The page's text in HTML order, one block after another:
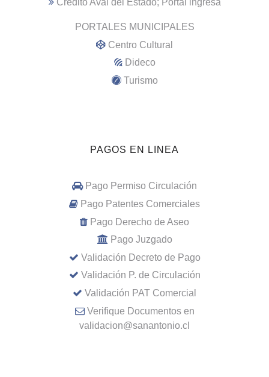
Crédito Aval del Estado; Portal ingresa
PORTALES MUNICIPALES
Centro Cultural
Dideco
Turismo
PAGOS EN LINEA
Pago Permiso Circulación
Pago Patentes Comerciales
Pago Derecho de Aseo
Pago Juzgado
Validación Decreto de Pago
Validación P. de Circulación
Validación PAT Comercial
Verifique Documentos en
validacion@sanantonio.cl